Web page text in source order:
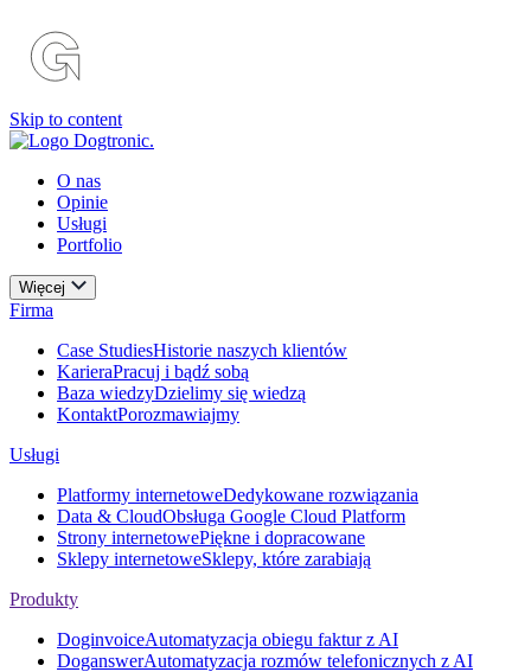
Skip to content
O nas
Opinie
Usługi
Portfolio
Więcej
Firma
Case StudiesHistorie naszych klientów
KarieraPracuj i bądź sobą
Baza wiedzyDzielimy się wiedzą
KontaktPorozmawiajmy
Usługi
Platformy internetoweDedykowane rozwiązania
Data & CloudObsługa Google Cloud Platform
Strony internetowePiękne i dopracowane
Sklepy internetoweSklepy, które zarabiają
Produkty
DoginvoiceAutomatyzacja obiegu faktur z AI
DoganswerAutomatyzacja rozmów telefonicznych z AI